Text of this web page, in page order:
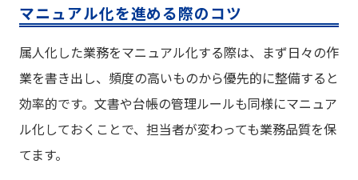
マニュアル化を進める際のコツ
属人化した業務をマニュアル化する際は、まず日々の作
業を書き出し、頻度の高いものから優先的に整備すると
効率的です。文書や台帳の管理ルールも同様にマニュア
ル化しておくことで、担当者が変わっても業務品質を保
てます。